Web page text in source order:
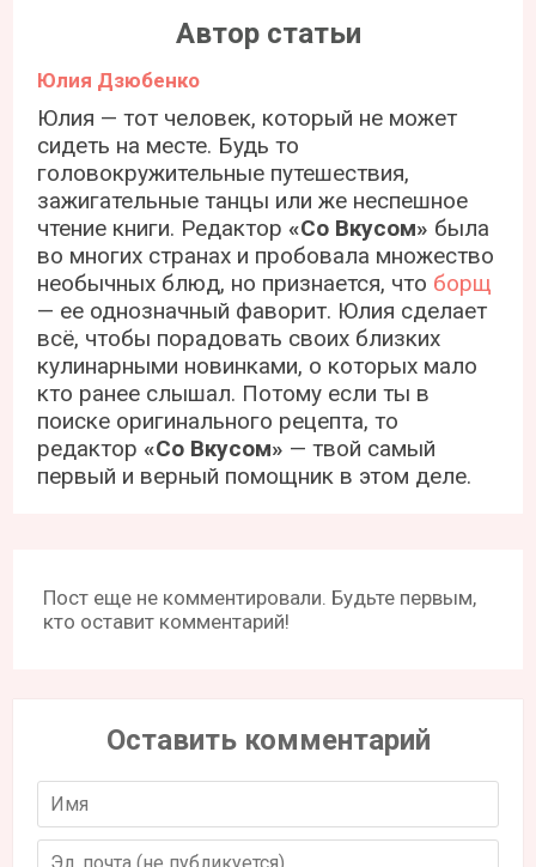
Автор статьи
Юлия Дзюбенко
Юлия — тот человек, который не может
сидеть на месте. Будь то
головокружительные путешествия,
зажигательные танцы или же неспешное
чтение книги. Редактор«Со Вкусом» была
во многих странах и пробовала множество
необычных блюд, но признается, что борщ
— ее однозначный фаворит. Юлия сделает
всё, чтобы порадовать своих близких
кулинарными новинками, о которых мало
кто ранее слышал. Потому если ты в
поиске оригинального рецепта, то
редактор«Со Вкусом» — твой самый
первый и верный помощник в этом деле.
Пост еще не комментировали. Будьте первым,
кто оставит комментарий!
Оставить комментарий